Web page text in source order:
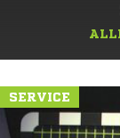
SERVICE